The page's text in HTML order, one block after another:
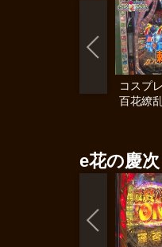
コスプ
百花繚
e花の慶